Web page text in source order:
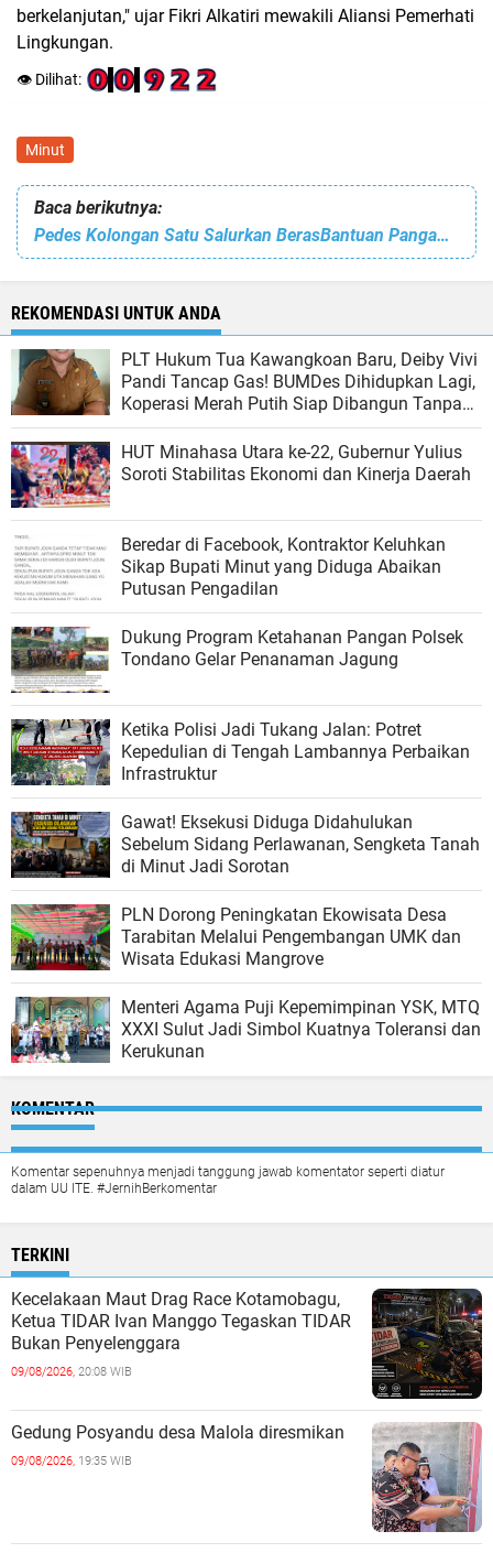
berkelanjutan," ujar Fikri Alkatiri mewakili Aliansi Pemerhati
Lingkungan.
👁️ Dilihat:
Minut
Baca berikutnya:
Pedes Kolongan Satu Salurkan BerasBantuan Pangan Kepada 194 KPM
REKOMENDASI UNTUK ANDA
PLT Hukum Tua Kawangkoan Baru, Deiby Vivi
Pandi Tancap Gas! BUMDes Dihidupkan Lagi,
Koperasi Merah Putih Siap Dibangun Tanpa
Rugikan Warga
HUT Minahasa Utara ke-22, Gubernur Yulius
Soroti Stabilitas Ekonomi dan Kinerja Daerah
Beredar di Facebook, Kontraktor Keluhkan
Sikap Bupati Minut yang Diduga Abaikan
Putusan Pengadilan
Dukung Program Ketahanan Pangan Polsek
Tondano Gelar Penanaman Jagung
Ketika Polisi Jadi Tukang Jalan: Potret
Kepedulian di Tengah Lambannya Perbaikan
Infrastruktur
Gawat! Eksekusi Diduga Didahulukan
Sebelum Sidang Perlawanan, Sengketa Tanah
di Minut Jadi Sorotan
PLN Dorong Peningkatan Ekowisata Desa
Tarabitan Melalui Pengembangan UMK dan
Wisata Edukasi Mangrove
Menteri Agama Puji Kepemimpinan YSK, MTQ
XXXI Sulut Jadi Simbol Kuatnya Toleransi dan
Kerukunan
KOMENTAR
Komentar sepenuhnya menjadi tanggung jawab komentator seperti diatur
dalam UU ITE. #JernihBerkomentar
TERKINI
Kecelakaan Maut Drag Race Kotamobagu,
Ketua TIDAR Ivan Manggo Tegaskan TIDAR
Bukan Penyelenggara
09/08/2026, 20:08 WIB
Gedung Posyandu desa Malola diresmikan
09/08/2026, 19:35 WIB